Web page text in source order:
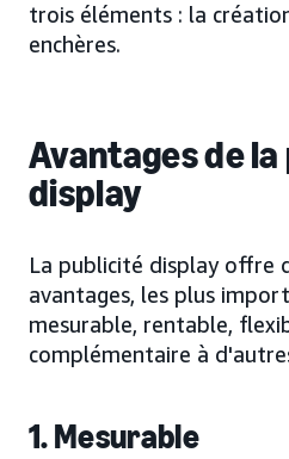
trois éléments : la
enchères.
Avantages de
display
La publicité display offre
avantages, les plus
mesurable, rentable,
complémentaire à
1. Mesurable